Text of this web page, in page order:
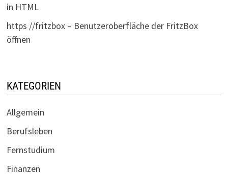
in HTML
https //fritzbox – Benutzeroberfläche der FritzBox
öffnen
KATEGORIEN
Allgemein
Berufsleben
Fernstudium
Finanzen